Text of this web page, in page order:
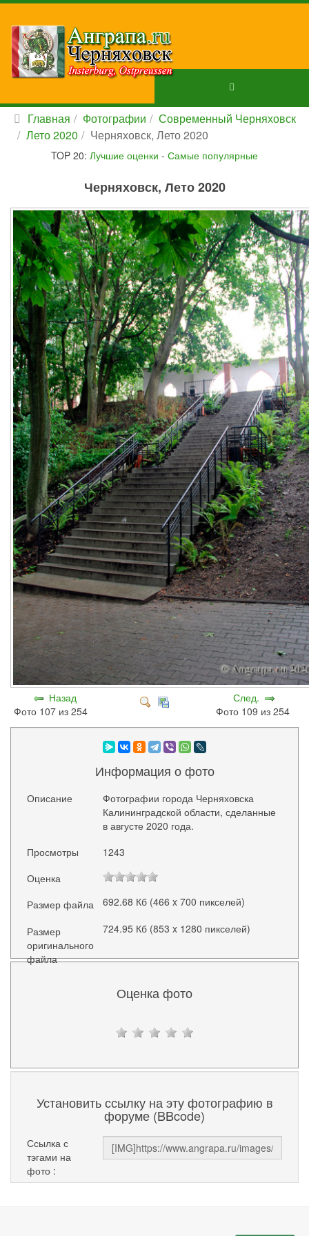
Главная Фотографии
Современный Черняховск
Лето 2020
Черняховск, Лето 2020
TOP 20: Лучшие оценки - Самые популярные
Черняховск, Лето 2020
Назад
Фото 107 из 254
След.
Фото 109 из 254
Информация о фото
Описание
Фотографии города Черняховска
Калининградской области, сделанные
в августе 2020 года.
Просмотры
1243
Оценка
Размер файла
692.68 Кб (466 x 700 пикселей)
Размер
оригинального
файла
724.95 Кб (853 x 1280 пикселей)
Оценка фото
Установить ссылку на эту фотографию в
форуме (BBcode)
Ссылка с
тэгами на
фото :